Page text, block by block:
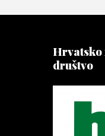
Hrvatsko
društvo